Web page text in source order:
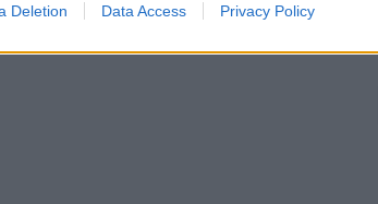
Deletion Data Access Privacy Policy